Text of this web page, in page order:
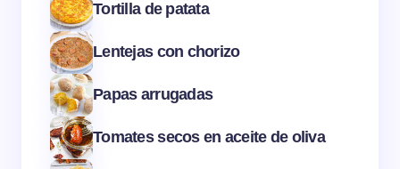
Tortilla de patata
Lentejas con chorizo
Papas arrugadas
Tomates secos en aceite de oliva